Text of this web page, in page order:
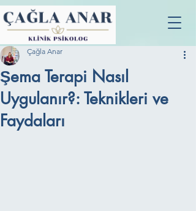
Şema Terapi Nasıl
Uygulanır?: Teknikleri ve
Faydaları
Çağla Anar